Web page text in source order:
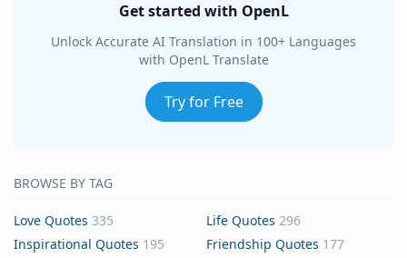
Get started with OpenL
Unlock Accurate AI Translation in 100+ Languages
with OpenL Translate
Try for Free
BROWSE BY TAG
Love Quotes 335 Life Quotes 296
Inspirational Quotes 195 Friendship Quotes 177